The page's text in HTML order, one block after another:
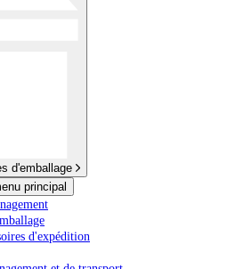
d'emballage
principal
d'expédition